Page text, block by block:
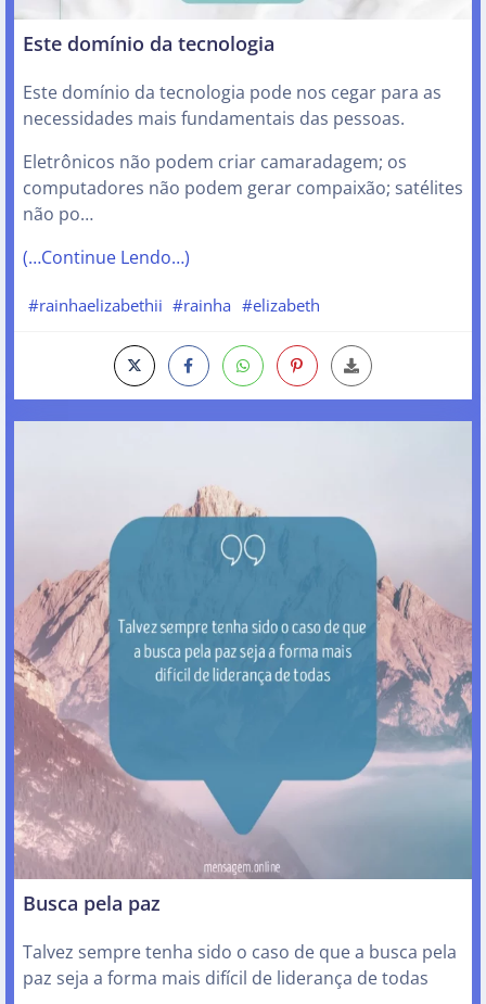
Este domínio da tecnologia
Este domínio da tecnologia pode nos cegar para as
necessidades mais fundamentais das pessoas.
Eletrônicos não podem criar camaradagem; os
computadores não podem gerar compaixão; satélites
não po…
(…Continue Lendo…)
#rainhaelizabethii #rainha #elizabeth
Busca pela paz
Talvez sempre tenha sido o caso de que a busca pela
paz seja a forma mais difícil de liderança de todas